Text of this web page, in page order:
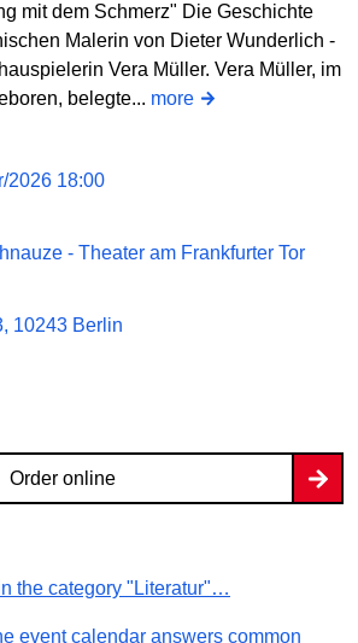
mit dem Schmerz" Die Geschichte
Malerin von Dieter Wunderlich -
Vera Müller. Vera Müller, im
belegte... more
2026 18:00
- Theater am Frankfurter Tor
10243 Berlin
Order online
the category "Literatur"…
event calendar answers common